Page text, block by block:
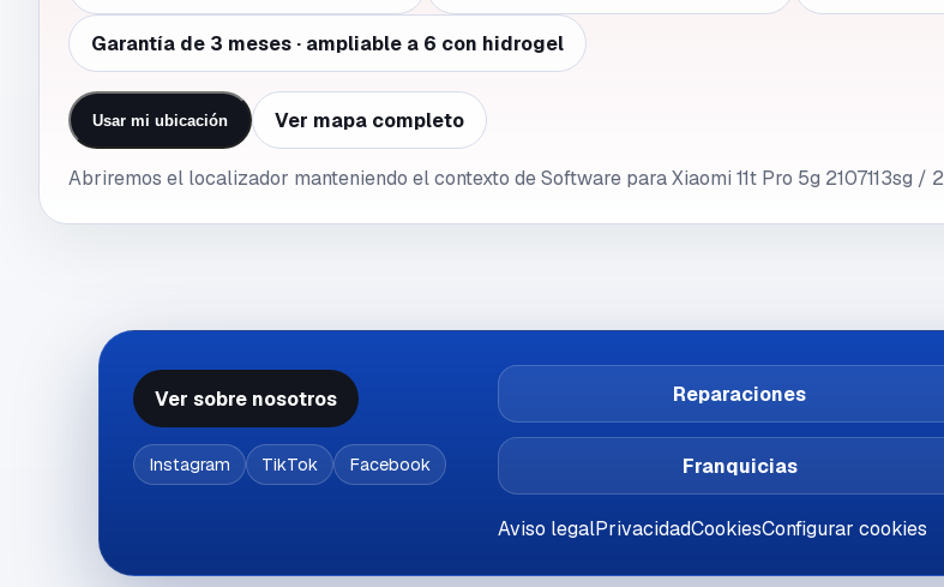
Garantía de 3 meses · ampliable a 6 con hidrogel
Usar mi ubicación Ver mapa completo
Abriremos el localizador manteniendo el contexto de Software para Xiaomi 11t Pro 5g 2107113sg /
Ver sobre nosotros
Instagram TikTok Facebook
Reparaciones
Franquicias
Aviso legalPrivacidadCookiesConfigurar cookies